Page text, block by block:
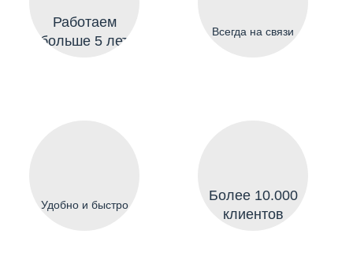
Работаем
больше 5 лет
Всегда на связи
Удобно и быстро
Более 10.000
клиентов